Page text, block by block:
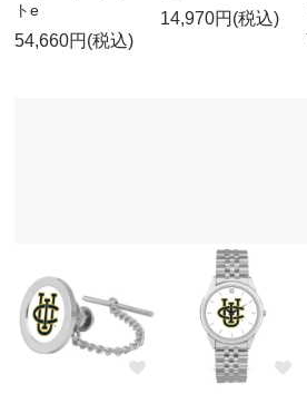
トe
54,660円(税込)
14,970円(税込)